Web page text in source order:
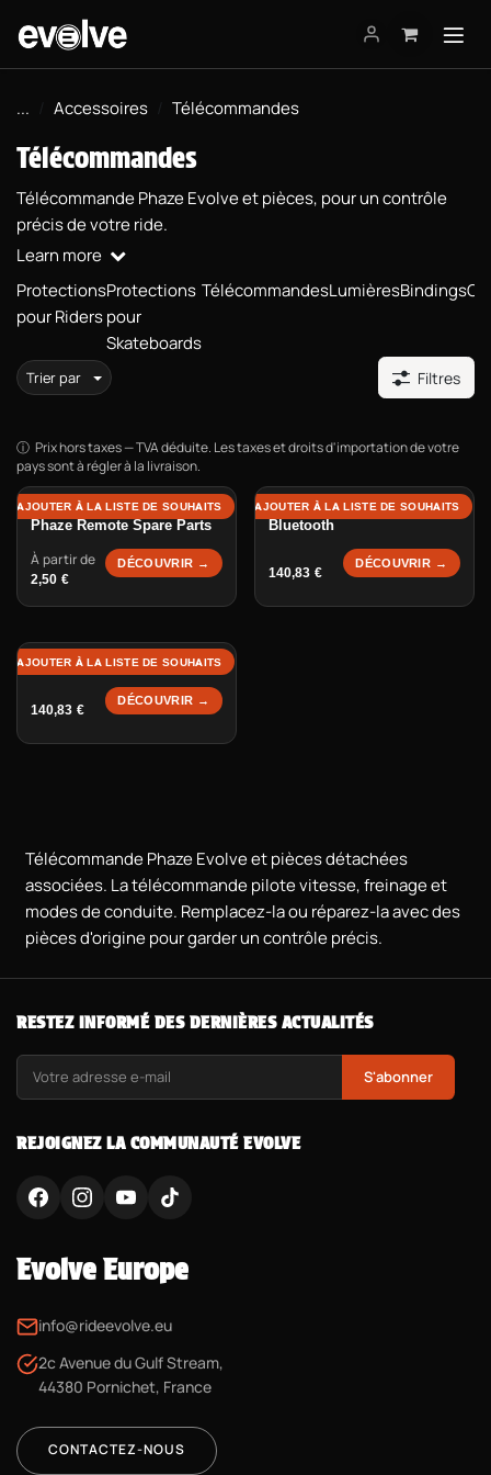
... Accessoires Télécommandes
Télécommandes
Télécommande Phaze Evolve et pièces, pour un contrôle
précis de votre ride.
Learn more
Protections
pour Riders
Protections
pour
Skateboards
TélécommandesLumièresBindings
Trier par Filtres
Prix hors taxes — TVA déduite. Les taxes et droits d'importation de votre
pays sont à régler à la livraison.
Phaze Remote Spare Parts
À partir de
2,50 €
DÉCOUVRIR →
AJOUTER À LA LISTE DE SOUHAITS
Télécommande Phaze
Bluetooth
140,83€
DÉCOUVRIR →
AJOUTER À LA LISTE DE SOUHAITS
Télécommande Phaze WiFi
140,83 €
DÉCOUVRIR →
AJOUTER À LA LISTE DE SOUHAITS
Télécommande Phaze Evolve et pièces détachées
associées. La télécommande pilote vitesse, freinage et
modes de conduite. Remplacez-la ou réparez-la avec des
pièces d'origine pour garder un contrôle précis.
RESTEZ INFORMÉ DES DERNIÈRES ACTUALITÉS
S'abonner
REJOIGNEZ LA COMMUNAUTÉ EVOLVE
Evolve Europe
info@rideevolve.eu
2c Avenue du Gulf Stream,
44380 Pornichet, France
CONTACTEZ-NOUS